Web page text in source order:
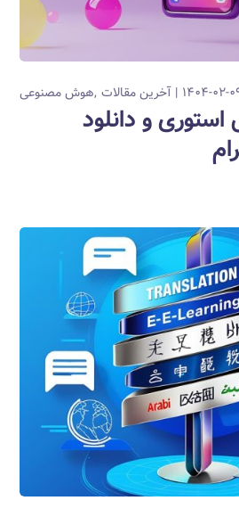
۰۲-۰۹ آخرین مقالات هوش مصنوعی
و دانلود